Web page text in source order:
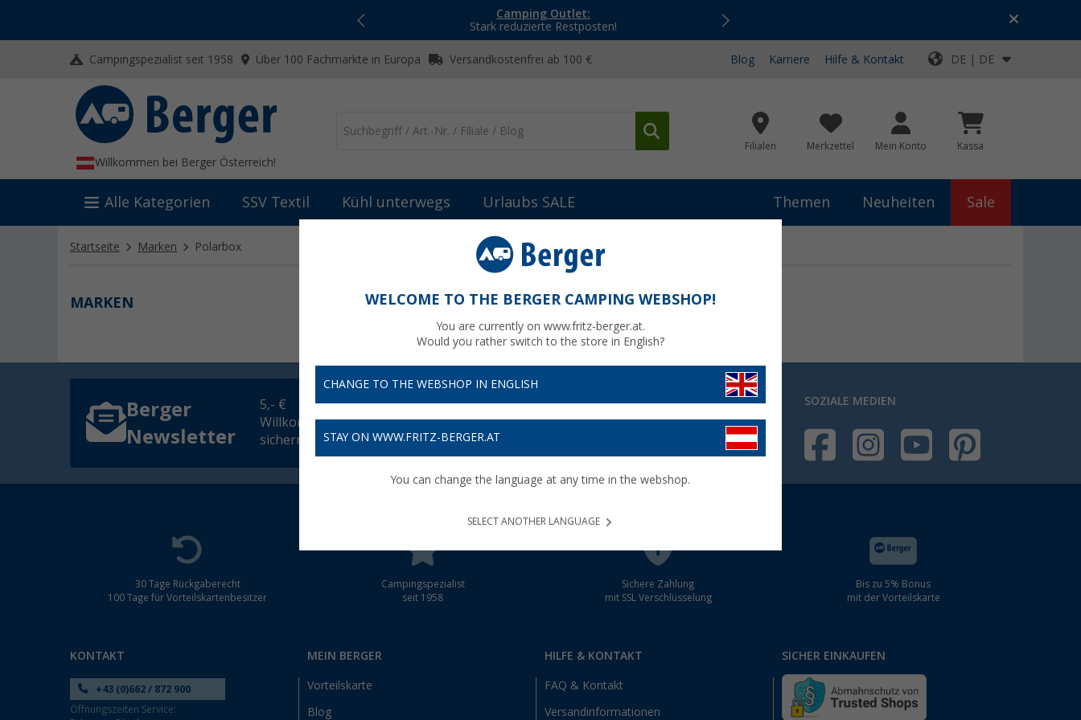
Camping Outlet:
Stark reduzierte Restposten!
Top-Deals für dein Abenteuer!
Campingspezialist seit 1958 Über 100 Fachmärkte in Europa Versandkostenfrei ab 100 € Blog Karriere Hilfe & Kontakt DE | DE
Willkommen bei Berger Österreich!
Filialen Merkzettel Mein Konto Kassa
Alle Kategorien SSV Textil Kühl unterwegs Urlaubs SALE Themen Neuheiten Sale
Startseite Marken Polarbox
MARKEN POLARBOX
Berger
Newsletter
5,- €
Willkommensgutschein
sichern
SOZIALE MEDIEN
30 Tage Rückgaberecht
100 Tage für Vorteilskartenbesitzer
Campingspezialist
seit 1958
Sichere Zahlung
mit SSL Verschlüsselung
Bis zu 5% Bonus
mit der Vorteilskarte
KONTAKT
+43 (0)662 / 872 900
Öffnungszeiten Service:
MEIN BERGER
Vorteilskarte
Blog
HILFE & KONTAKT
FAQ & Kontakt
Versandinformationen
SICHER EINKAUFEN
WELCOME TO THE BERGER CAMPING WEBSHOP!
You are currently on www.fritz-berger.at.
Would you rather switch to the store in English?
CHANGE TO THE WEBSHOP IN ENGLISH
STAY ON WWW.FRITZ-BERGER.AT
You can change the language at any time in the webshop.
SELECT ANOTHER LANGUAGE